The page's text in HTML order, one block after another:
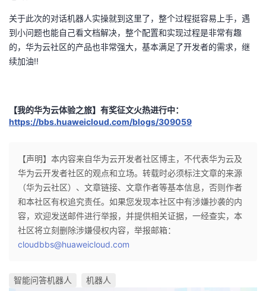
关于此次的对话机器人实操就到这里了，整个过程挺容易上手，遇
到小问题也能自己看文档解决，整个配置和实现过程是非常有趣
的，华为云社区的产品也非常强大，基本满足了开发者的需求，继
续加油!!
【我的华为云体验之旅】有奖征文火热进行中：
https://bbs.huaweicloud.com/blogs/309059
【声明】本内容来自华为云开发者社区博主，不代表华为云及
华为云开发者社区的观点和立场。转载时必须标注文章的来源
（华为云社区）、文章链接、文章作者等基本信息，否则作者
和本社区有权追究责任。如果您发现本社区中有涉嫌抄袭的内
容，欢迎发送邮件进行举报，并提供相关证据，一经查实，本
社区将立刻删除涉嫌侵权内容，举报邮箱：
cloudbbs@huaweicloud.com
智能问答机器人 机器人